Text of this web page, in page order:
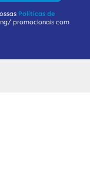
Políticas de
promocionais com